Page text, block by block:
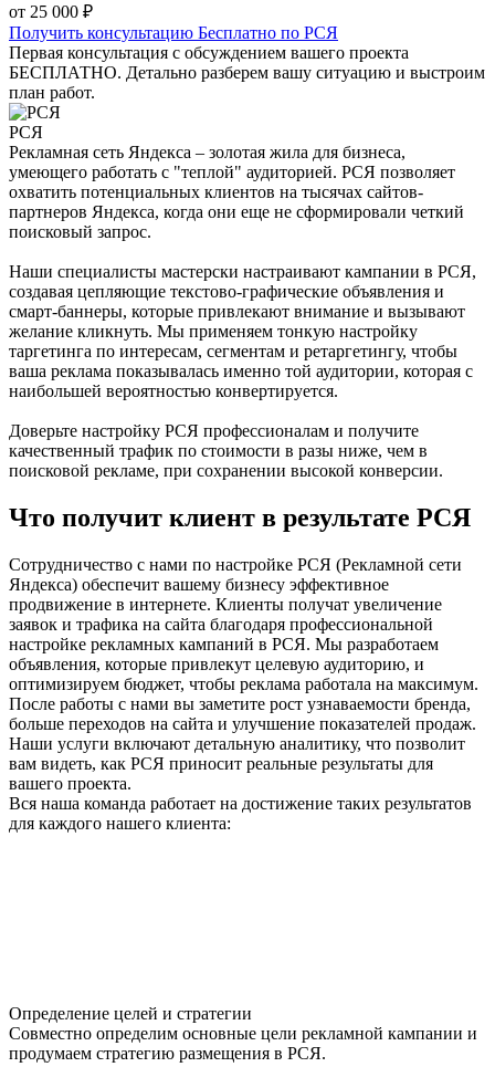
от 25 000 ₽
Получить консультацию Бесплатно по РСЯ
Первая консультация с обсуждением вашего проекта
БЕСПЛАТНО. Детально разберем вашу ситуацию и выстроим
план работ.
РСЯ
Рекламная сеть Яндекса – золотая жила для бизнеса,
умеющего работать с "теплой" аудиторией. РСЯ позволяет
охватить потенциальных клиентов на тысячах сайтов-
партнеров Яндекса, когда они еще не сформировали четкий
поисковый запрос.
Наши специалисты мастерски настраивают кампании в РСЯ,
создавая цепляющие текстово-графические объявления и
смарт-баннеры, которые привлекают внимание и вызывают
желание кликнуть. Мы применяем тонкую настройку
таргетинга по интересам, сегментам и ретаргетингу, чтобы
ваша реклама показывалась именно той аудитории, которая с
наибольшей вероятностью конвертируется.
Доверьте настройку РСЯ профессионалам и получите
качественный трафик по стоимости в разы ниже, чем в
поисковой рекламе, при сохранении высокой конверсии.
Что получит клиент в результате РСЯ
Сотрудничество с нами по настройке РСЯ (Рекламной сети
Яндекса) обеспечит вашему бизнесу эффективное
продвижение в интернете. Клиенты получат увеличение
заявок и трафика на сайта благодаря профессиональной
настройке рекламных кампаний в РСЯ. Мы разработаем
объявления, которые привлекут целевую аудиторию, и
оптимизируем бюджет, чтобы реклама работала на максимум.
После работы с нами вы заметите рост узнаваемости бренда,
больше переходов на сайта и улучшение показателей продаж.
Наши услуги включают детальную аналитику, что позволит
вам видеть, как РСЯ приносит реальные результаты для
вашего проекта.
Вся наша команда работает на достижение таких результатов
для каждого нашего клиента:
Определение целей и стратегии
Совместно определим основные цели рекламной кампании и
продумаем стратегию размещения в РСЯ.